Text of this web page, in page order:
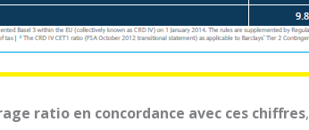
ratio en concordance avec ces chiffres,